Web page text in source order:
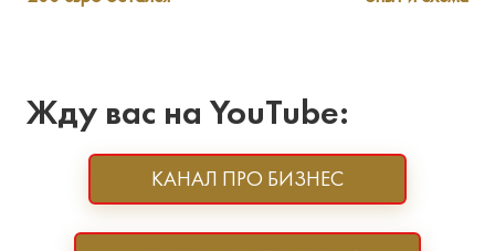
Жду вас на YouTube:
КАНАЛ ПРО БИЗНЕС